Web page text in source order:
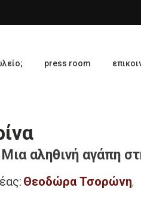
press room
αληθινή αγάπη
Θεοδώρα Τσορώνη,